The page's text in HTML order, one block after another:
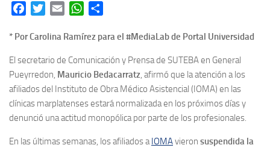
FacebookTwitterEmail WhatsApp
* Por Carolina Ramírez para el #MediaLab de Portal Universidad
El secretario de Comunicación y Prensa de SUTEBA en General
Pueyrredon, Mauricio Bedacarratz, afirmó que la atención a los
afiliados del Instituto de Obra Médico Asistencial (IOMA) en las
clínicas marplatenses estará normalizada en los próximos días y
denunció una actitud monopólica por parte de los profesionales.
En las últimas semanas, los afiliados aIOMAvieron suspendida la